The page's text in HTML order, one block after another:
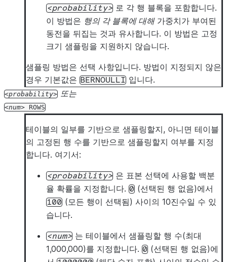
probability
로 각 행 블록을 포함합니다.
이 방법은 행의 각 블록에 대해가중치가 부여된
동전을 뒤집는 것과 유사합니다. 이 방법은 고정
크기 샘플링을 지원하지 않습니다.
샘플링 방법은 선택 사항입니다. 방법이 지정되지 않은
경우 기본값은 BERNOULLI 입니다.
probability 또는
num ROWS
테이블의 일부를 기반으로 샘플링할지, 아니면 테이블
의 고정된 행 수를 기반으로 샘플링할지 여부를 지정
합니다. 여기서:
probability
은 표본 선택에 사용할 백분
율 확률을 지정합니다. 0 (선택된 행 없음)에서
100 (모든 행이 선택됨) 사이의 10진수일 수 있
습니다.
num
는 테이블에서 샘플링할 행 수(최대
1,000,000)를 지정합니다. 0 (선택된 행 없음)에